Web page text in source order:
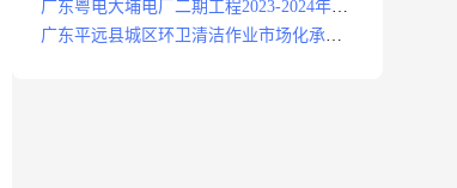
广东粤电大埔电厂二期工程2023-2024年度
安保服务项目招标公告
广东平远县城区环卫清洁作业市场化承包